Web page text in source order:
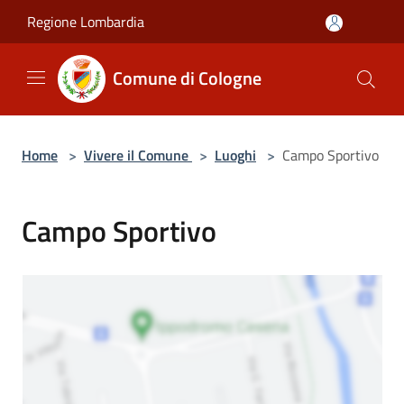
Regione Lombardia
Comune di Cologne
Home > Vivere il Comune > Luoghi > Campo Sportivo
Campo Sportivo